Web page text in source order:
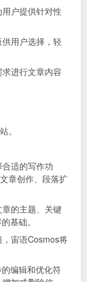
用户提供针对性
供用户选择，轻
求进行文章内容
。
适的写作功
章创作、段落扩
章的主题、关键
基础。
，宙语Cosmos将
编辑和优化符